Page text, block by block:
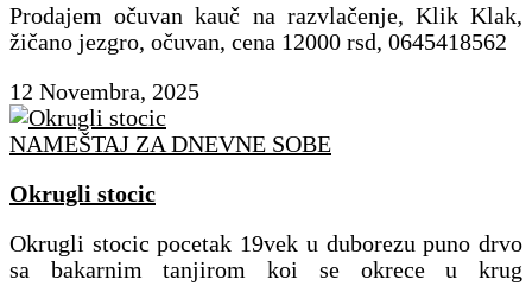
Prodajem očuvan kauč na razvlačenje, Klik Klak,
žičano jezgro, očuvan, cena 12000 rsd, 0645418562
12 Novembra, 2025
NAMEŠTAJ ZA DNEVNE SOBE
Okrugli stocic
Okrugli stocic pocetak 19vek u duborezu puno drvo
sa bakarnim tanjirom koi se okrece u krug